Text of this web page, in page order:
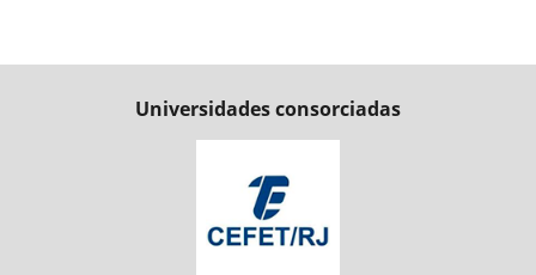
Universidades consorciadas